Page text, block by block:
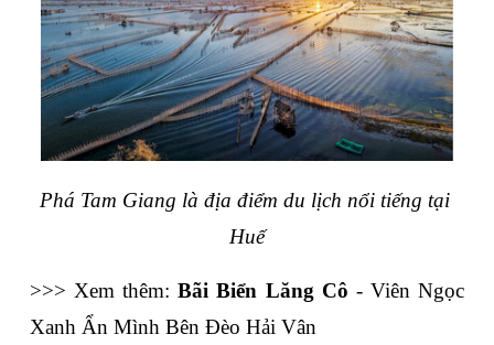
Phá Tam Giang là địa điểm du lịch nổi tiếng tại
Huế
>>> Xem thêm: Bãi Biển Lăng Cô - Viên Ngọc
Xanh Ẩn Mình Bên Đèo Hải Vân